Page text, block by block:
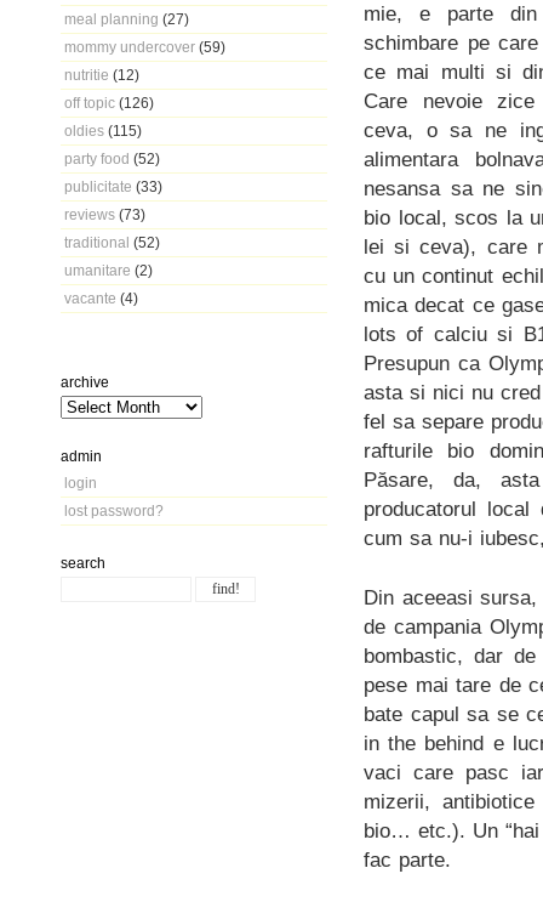
meal planning (27)
mommy undercover (59)
nutritie (12)
off topic (126)
oldies (115)
party food (52)
publicitate (33)
reviews (73)
traditional (52)
umanitare (2)
vacante (4)
archive
admin
login
lost password?
search
mie, e parte din
schimbare pe
ce mai multi si
Care nevoie
ceva, o sa ne
alimentara
nesansa sa ne
bio local, scos la
lei si ceva), care
cu un continut
mica decat ce
lots of calciu si
Presupun ca
asta si nici nu
fel sa separe
rafturile bio
Păsare, da,
producatorul
cum sa nu-i
Din aceeasi
de campania
bombastic, dar
pese mai tare de
bate capul sa se
in the behind e
vaci care pasc
mizerii,
bio… etc.). Un
fac parte.